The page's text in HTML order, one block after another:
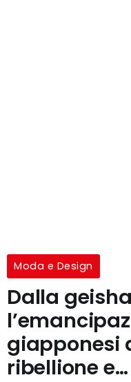
Moda e Design
Dalla
giapponesi
ribellione